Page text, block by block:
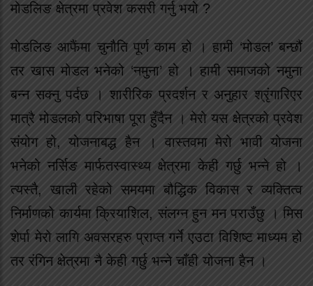
मोडलिङ क्षेत्रमा प्रवेश कसरी गर्नु भयो ?
मोडलिङ आफैंमा चुनौति पूर्ण काम हो । हामी ‘मोडल’ बन्छौं
तर खास मोडल भनेको ‘नमुना’ हो । हामी समाजको नमुना
बन्न सक्नु पर्दछ । शारीरिक प्रदर्शन र अनुहार श्रृंगारिएर
मात्रै मोडलको परिभाषा पूरा हुँदैन । मेरो यस क्षेत्रको प्रवेश
संयोग हो, योजनाबद्ध हैन । वास्तवमा मेरो भावी योजना
भनेको नर्सिङ मार्फतस्वास्थ्य क्षेत्रमा केही गर्छु भन्ने हो ।
त्यस्तै, खाली रहेको समयमा बौद्धिक विकास र व्यक्तित्व
निर्माणको कार्यमा क्रियाशिल, संलग्न हुन मन पराउँछु । मिस
शेर्पा मेरो लागि अवसरहरु प्राप्त गर्ने एउटा विशिष्ट माध्यम हो
तर रंगिन क्षेत्रमा नै केही गर्छु भन्ने चाँही योजना हैन ।